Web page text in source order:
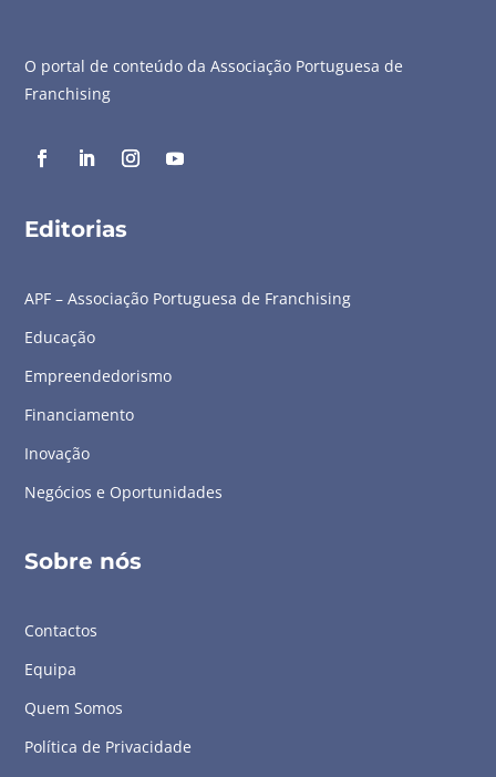
O portal de conteúdo da Associação Portuguesa de
Franchising
Editorias
APF – Associação Portuguesa de Franchising
Educação
Empreendedorismo
Financiamento
Inovação
Negócios e Oportunidades
Sobre nós
Contactos
Equipa
Quem Somos
Política de Privacidade